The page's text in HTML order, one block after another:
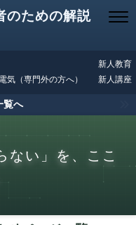
のための解説
気（専門外の方へ）
新人教育
新人講座
覧へ
ない」を、ここ